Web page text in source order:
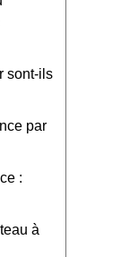
sont-ils
par
:
à